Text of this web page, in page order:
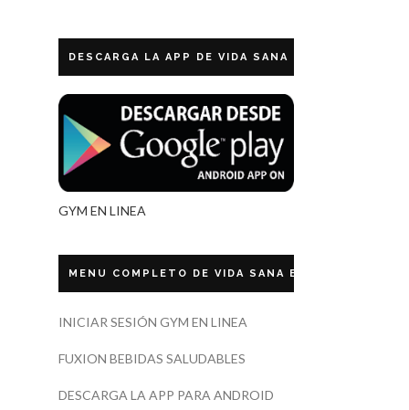
DESCARGA LA APP DE VIDA SANA ECUADOR
GYM EN LINEA
MENU COMPLETO DE VIDA SANA ECUADOR
INICIAR SESIÓN GYM EN LINEA
FUXION BEBIDAS SALUDABLES
DESCARGA LA APP PARA ANDROID